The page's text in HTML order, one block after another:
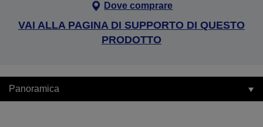
Dove comprare
VAI ALLA PAGINA DI SUPPORTO DI QUESTO
PRODOTTO
Panoramica